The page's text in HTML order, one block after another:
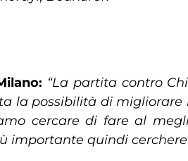
“La partita contro
la possibilità di
cercare di fare al
importante quindi